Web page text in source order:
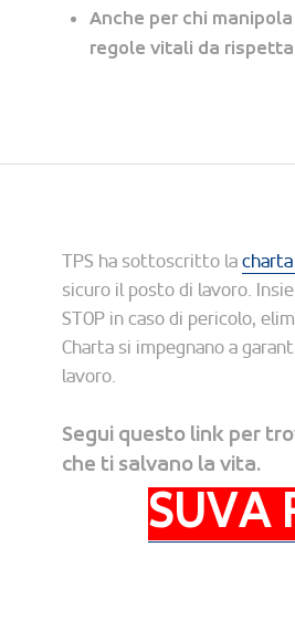
Anche per chi
regole vitali da
TPS ha sottoscritto la
sicuro il posto di lavoro.
STOP in caso di pericolo,
Charta si impegnano a
lavoro.
Segui questo link per
che ti salvano la vita.
SUVA